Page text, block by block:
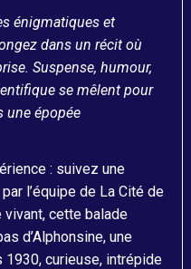
énigmatiques et
dans un récit où
Suspense, humour,
se mêlent pour
une épopée
: suivez une
l’équipe de La Cité de
cette balade
d’Alphonsine, une
curieuse, intrépide